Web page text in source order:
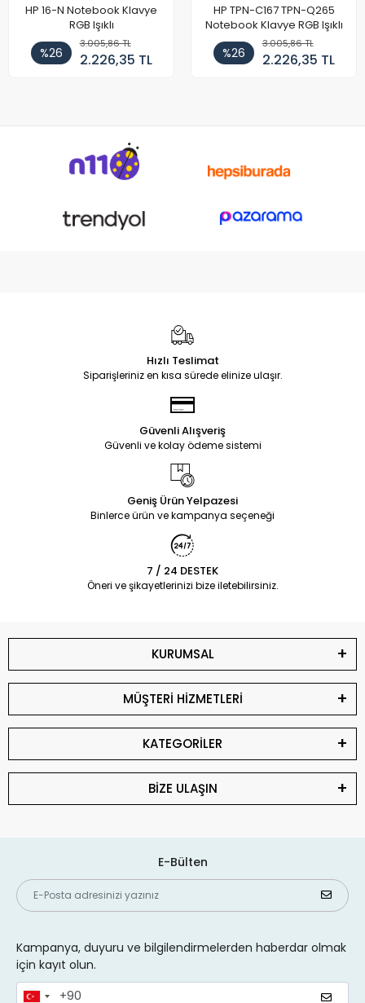
HP 16-N Notebook Klavye
RGB Işıklı
%26
3.005,86 TL
2.226,35 TL
HP TPN-C167 TPN-Q265
Notebook Klavye RGB Işıklı
%26
3.005,86 TL
2.226,35 TL
Hızlı Teslimat
Siparişleriniz en kısa sürede elinize ulaşır.
Güvenli Alışveriş
Güvenli ve kolay ödeme sistemi
Geniş Ürün Yelpazesi
Binlerce ürün ve kampanya seçeneği
7 / 24 DESTEK
Öneri ve şikayetlerinizi bize iletebilirsiniz.
KURUMSAL
MÜŞTERİ HİZMETLERİ
KATEGORİLER
BİZE ULAŞIN
E-Bülten
Kampanya, duyuru ve bilgilendirmelerden haberdar olmak
için kayıt olun.